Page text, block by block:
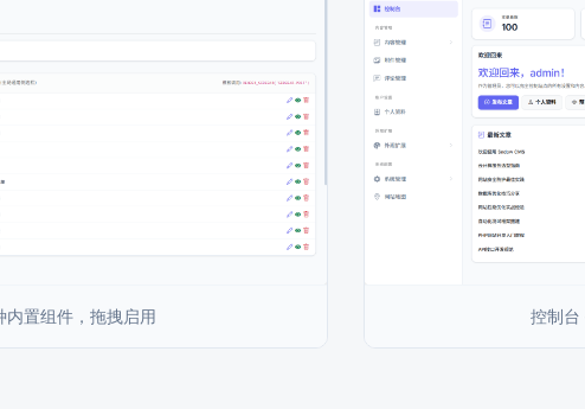
置组件，拖拽启用 控制